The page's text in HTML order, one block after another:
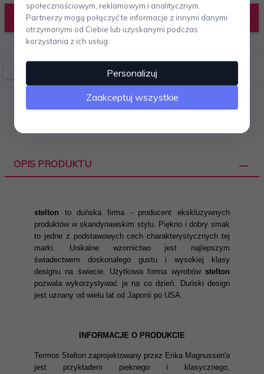
DODAJ DO KOSZYKA
OPIS PRODUKTU
stelton to duńska firma - producent ekskluzywnych
produktów w skandynawskim stylu. Piękno i dobry smak
to jedne z podstawowych cech charakterystycznych tej
marki. Unikalne wzornictwo jest najlepszym
świadectwem doskonałego gustu i wysokiej klasy
designu na świecie. Użytkowa forma wyrobów stelton
pozwala wykorzystywać je na co dzień. Duński design
jest uznany od wielu lat od Japonii po USA.
INFORMACJE O PRODUKCIE
Termos Stelton zaprojektowany przez Erika Magnussen'a
jest przykładem pieknego i klasycznego,
społecznościowym, reklamowym i analitycznym.
Partnerzy mogą połączyć te informacje z innymi danymi
otrzymanymi od Ciebie lub uzyskanymi podczas
korzystania z ich usług.
Personalizuj
Zaakceptuj wszystkie